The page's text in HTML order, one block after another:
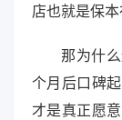
店也就是保本
那为什
个月后口碑
才是真正愿